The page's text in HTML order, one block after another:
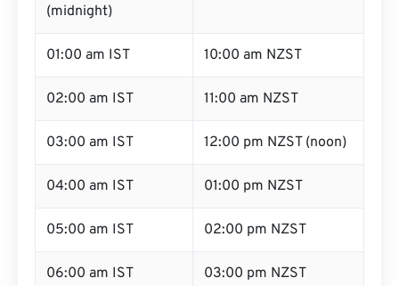
(midnight)
01:00 am IST 10:00 am NZST
02:00 am IST 11:00 am NZST
03:00 am IST 12:00 pm NZST (noon)
04:00 am IST 01:00 pm NZST
05:00 am IST 02:00 pm NZST
06:00 am IST 03:00 pm NZST